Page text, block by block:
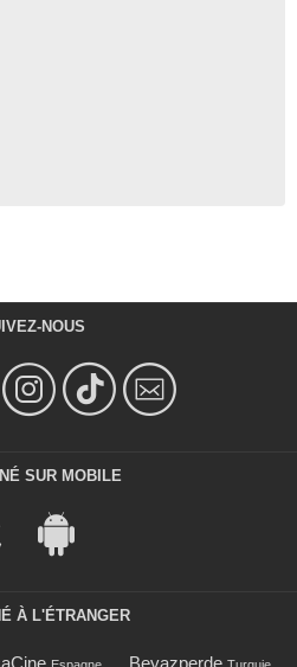
NOUS
SUR MOBILE
À L'ÉTRANGER
Beyazperde